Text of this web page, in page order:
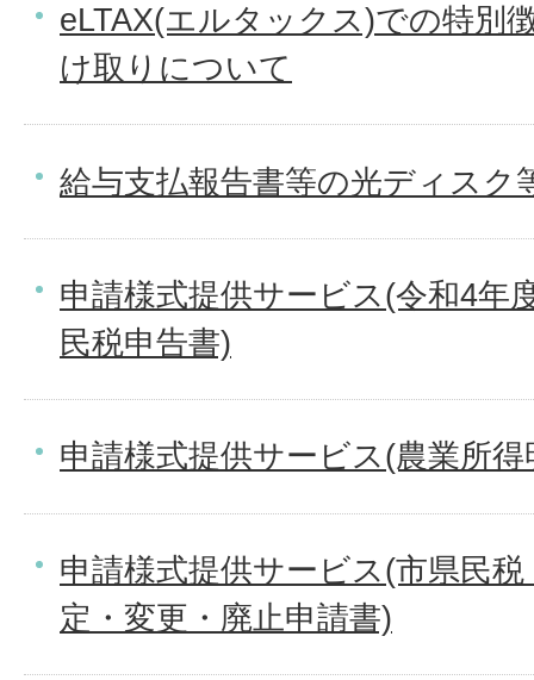
eLTAX(エルタックス)での特別
け取りについて
給与支払報告書等の光ディスク
申請様式提供サービス(令和4年
民税申告書)
申請様式提供サービス(農業所得
申請様式提供サービス(市県民
定・変更・廃止申請書)